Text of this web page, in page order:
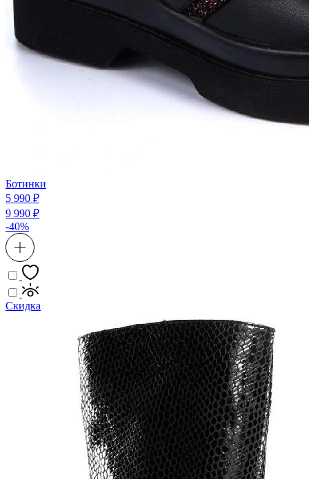
Ботинки
5 990 ₽
9 990 ₽
-40%
Скидка